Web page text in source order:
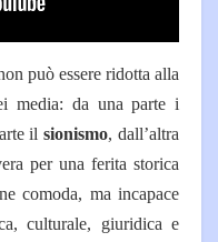
può essere ridotta alla
media: da una parte i
ilsionismo, dall’altra
per una ferita storica
comoda, ma incapace
culturale, giuridica e